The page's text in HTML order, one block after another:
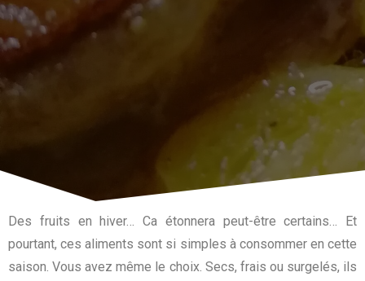
Des fruits en hiver… Ca étonnera peut-être certains… Et
pourtant, ces aliments sont si simples à consommer en cette
saison. Vous avez même le choix. Secs, frais ou surgelés, ils